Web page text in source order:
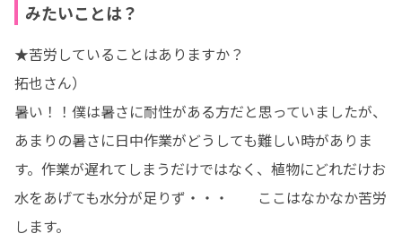
みたいことは？
★苦労していることはありますか？
拓也さん）
暑い！！僕は暑さに耐性がある方だと思っていましたが、
あまりの暑さに日中作業がどうしても難しい時がありま
す。作業が遅れてしまうだけではなく、植物にどれだけお
水をあげても水分が足りず・・・　　ここはなかなか苦労
します。